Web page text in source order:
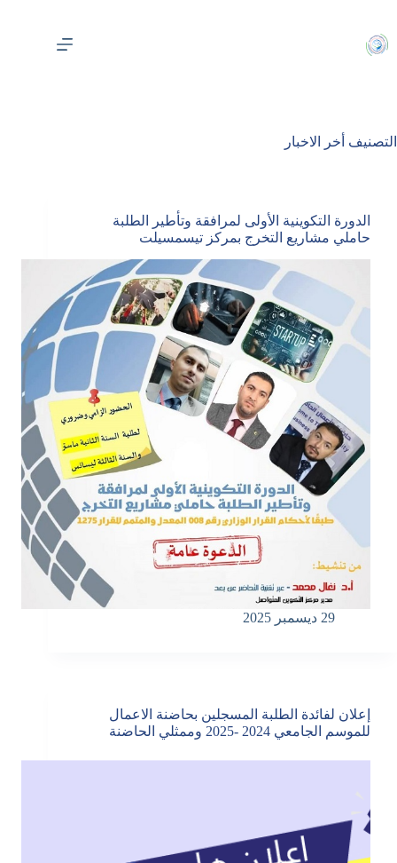
المحتوى
التصنيف أخر الاخبار
الدورة التكوينية الأولى لمرافقة وتأطير الطلبة
حاملي مشاريع التخرج بمركز تيسمسيلت
29 ديسمبر 2025
إعلان لفائدة الطلبة المسجلين بحاضنة الاعمال
للموسم الجامعي 2024 -2025 وممثلي الحاضنة